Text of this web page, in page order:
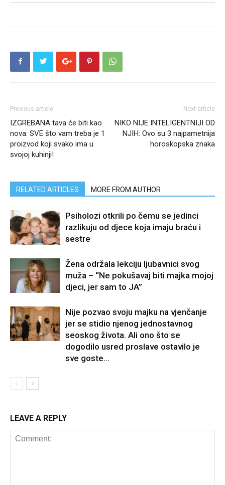
Previous article
IZGREBANA tava će biti kao
nova: SVE što vam treba je 1
proizvod koji svako ima u
svojoj kuhinji!
Next article
NIKO NIJE INTELIGENTNIJI OD
NJIH: Ovo su 3 najpametnija
horoskopska znaka
RELATED ARTICLES MORE FROM AUTHOR
Psiholozi otkrili po čemu se jedinci
razlikuju od djece koja imaju braću i
sestre
Žena održala lekciju ljubavnici svog
muža – “Ne pokušavaj biti majka mojoj
djeci, jer sam to JA”
Nije pozvao svoju majku na vjenčanje
jer se stidio njenog jednostavnog
seoskog života. Ali ono što se
dogodilo usred proslave ostavilo je
sve goste...
LEAVE A REPLY